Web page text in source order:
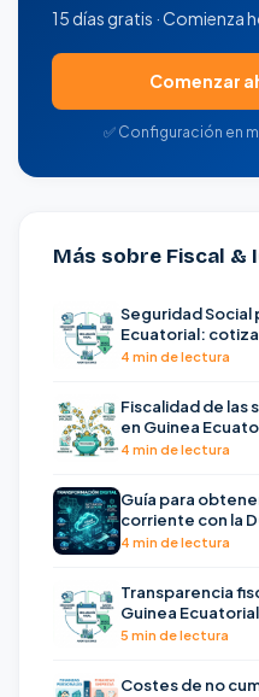
15 días gratis · Comienza
Comenzar
✅ Configuración en
Más sobre Fiscal &
Seguridad Social
Ecuatorial:
4 min de lectura
Fiscalidad de las
en Guinea
4 min de lectura
Guía para
corriente con la
4 min de lectura
Transparencia
Guinea Ecuatorial
5 min de lectura
Costes de no